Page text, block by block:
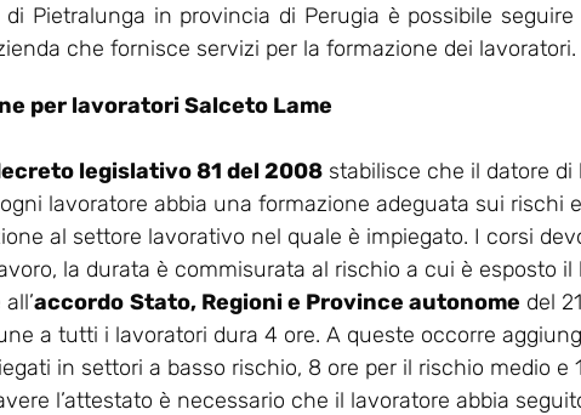
Pietralunga in provincia di Perugia è possibile
che fornisce servizi per la formazione dei lavoratori.
per lavoratori Salceto Lame
legislativo 81 del 2008 stabilisce che il datore di
lavoratore abbia una formazione adeguata sui rischi
al settore lavorativo nel quale è impiegato. I corsi
la durata è commisurata al rischio a cui è esposto il
accordo Stato, Regioni e Province autonome del
a tutti i lavoratori dura 4 ore. A queste occorre
in settori a basso rischio, 8 ore per il rischio medio e
l’attestato è necessario che il lavoratore abbia